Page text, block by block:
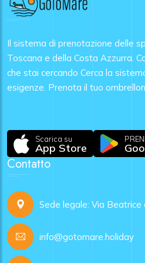
Il sistema di prenotazione delle
Toscana e della Costa Azzurra.
che stai cercando Cerca la
esigenze. Prenota il tuo
Scarica su
App Store
Contatto
Sede legale: Via
info@gotomare.holiday